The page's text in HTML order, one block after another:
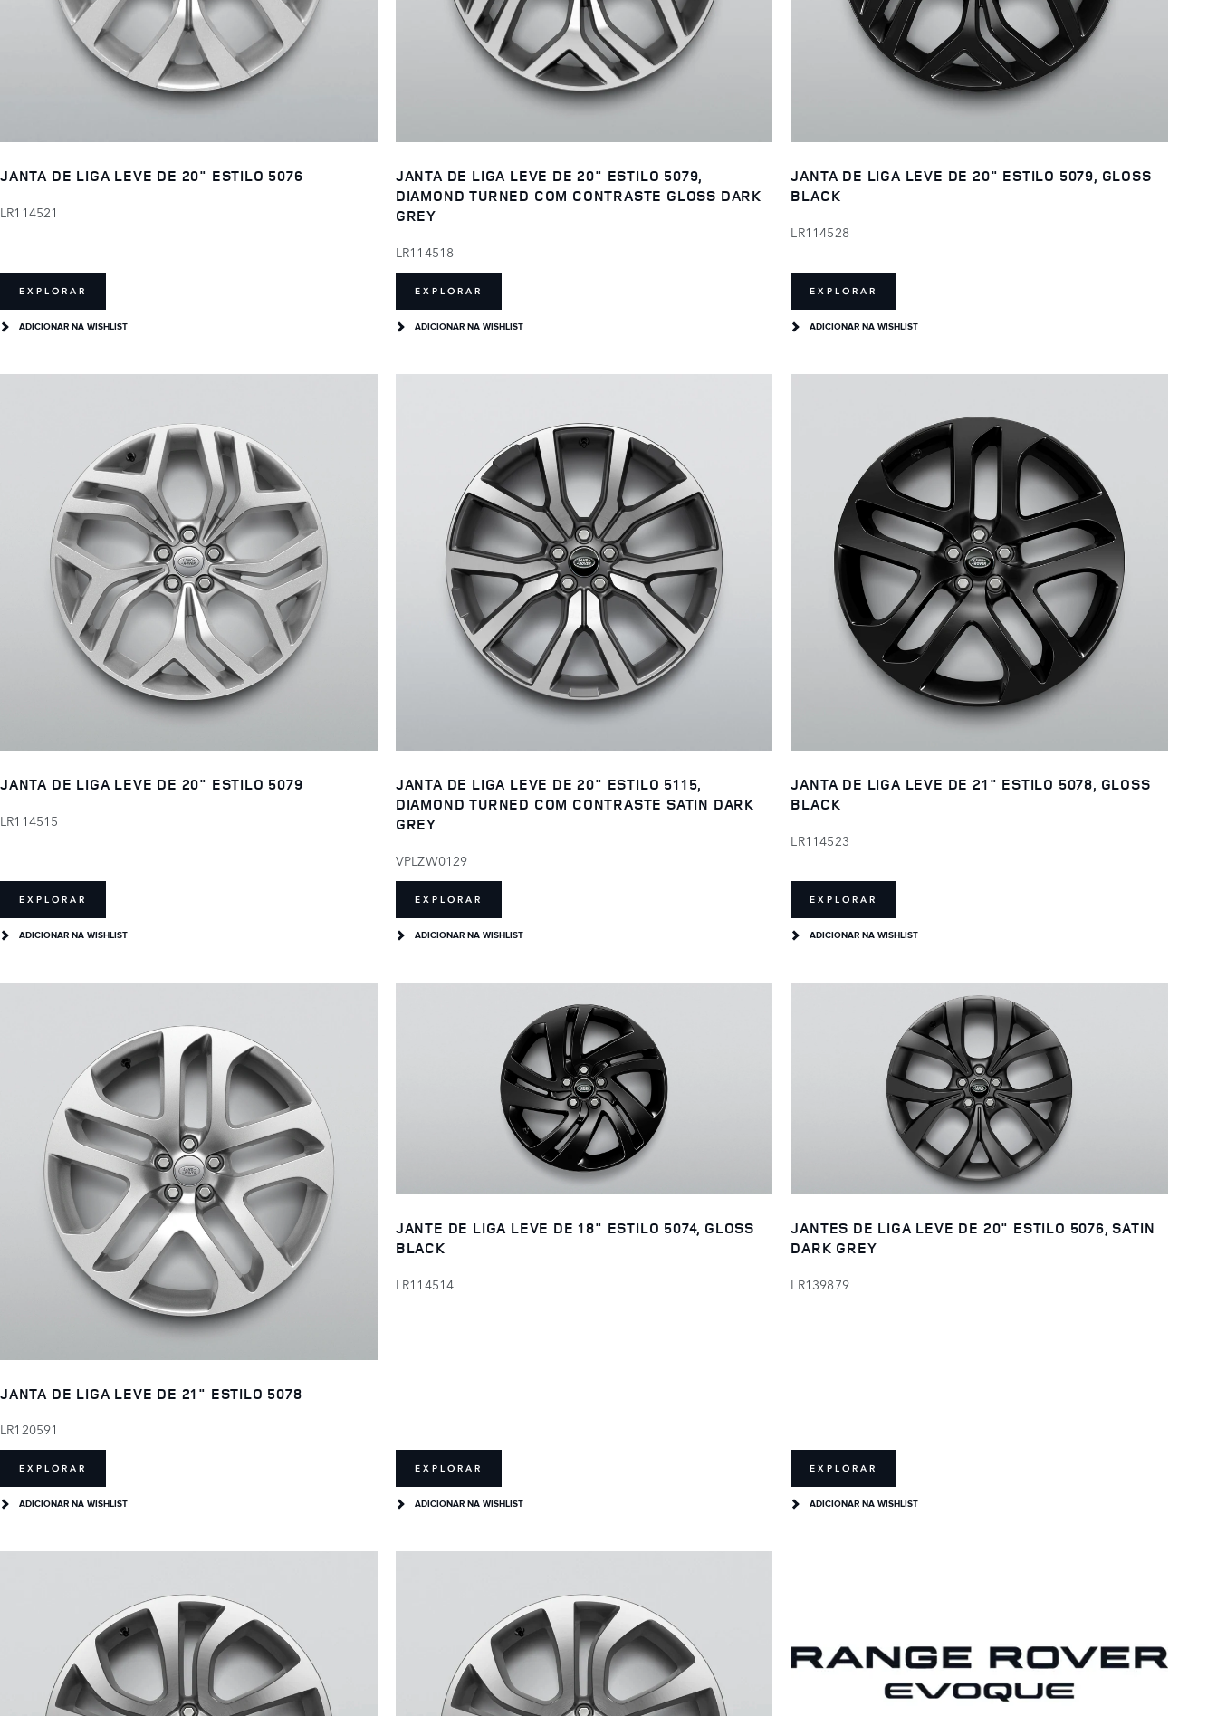
JANTA DE LIGA LEVE DE 20" ESTILO 5076
LR114521
EXPLORAR
ADICIONAR NA WISHLIST
JANTA DE LIGA LEVE DE 20" ESTILO 5079,
DIAMOND TURNED COM CONTRASTE GLOSS DARK
GREY
LR114518
EXPLORAR
ADICIONAR NA WISHLIST
JANTA DE LIGA LEVE DE 20" ESTILO 5079, GLOSS
BLACK
LR114528
EXPLORAR
ADICIONAR NA WISHLIST
JANTA DE LIGA LEVE DE 20" ESTILO 5079
LR114515
EXPLORAR
ADICIONAR NA WISHLIST
JANTA DE LIGA LEVE DE 20" ESTILO 5115,
DIAMOND TURNED COM CONTRASTE SATIN DARK
GREY
VPLZW0129
EXPLORAR
ADICIONAR NA WISHLIST
JANTA DE LIGA LEVE DE 21" ESTILO 5078, GLOSS
BLACK
LR114523
EXPLORAR
ADICIONAR NA WISHLIST
JANTA DE LIGA LEVE DE 21" ESTILO 5078
LR120591
EXPLORAR
ADICIONAR NA WISHLIST
JANTE DE LIGA LEVE DE 18" ESTILO 5074, GLOSS
BLACK
LR114514
EXPLORAR
ADICIONAR NA WISHLIST
JANTES DE LIGA LEVE DE 20" ESTILO 5076, SATIN
DARK GREY
LR139879
EXPLORAR
ADICIONAR NA WISHLIST